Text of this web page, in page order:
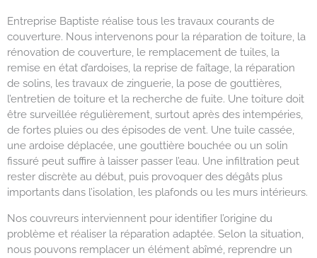
Entreprise Baptiste réalise tous les travaux courants de
couverture. Nous intervenons pour la réparation de toiture, la
rénovation de couverture, le remplacement de tuiles, la
remise en état d’ardoises, la reprise de faîtage, la réparation
de solins, les travaux de zinguerie, la pose de gouttières,
l’entretien de toiture et la recherche de fuite. Une toiture doit
être surveillée régulièrement, surtout après des intempéries,
de fortes pluies ou des épisodes de vent. Une tuile cassée,
une ardoise déplacée, une gouttière bouchée ou un solin
fissuré peut suffire à laisser passer l’eau. Une infiltration peut
rester discrète au début, puis provoquer des dégâts plus
importants dans l’isolation, les plafonds ou les murs intérieurs.
Nos couvreurs interviennent pour identifier l’origine du
problème et réaliser la réparation adaptée. Selon la situation,
nous pouvons remplacer un élément abîmé, reprendre un